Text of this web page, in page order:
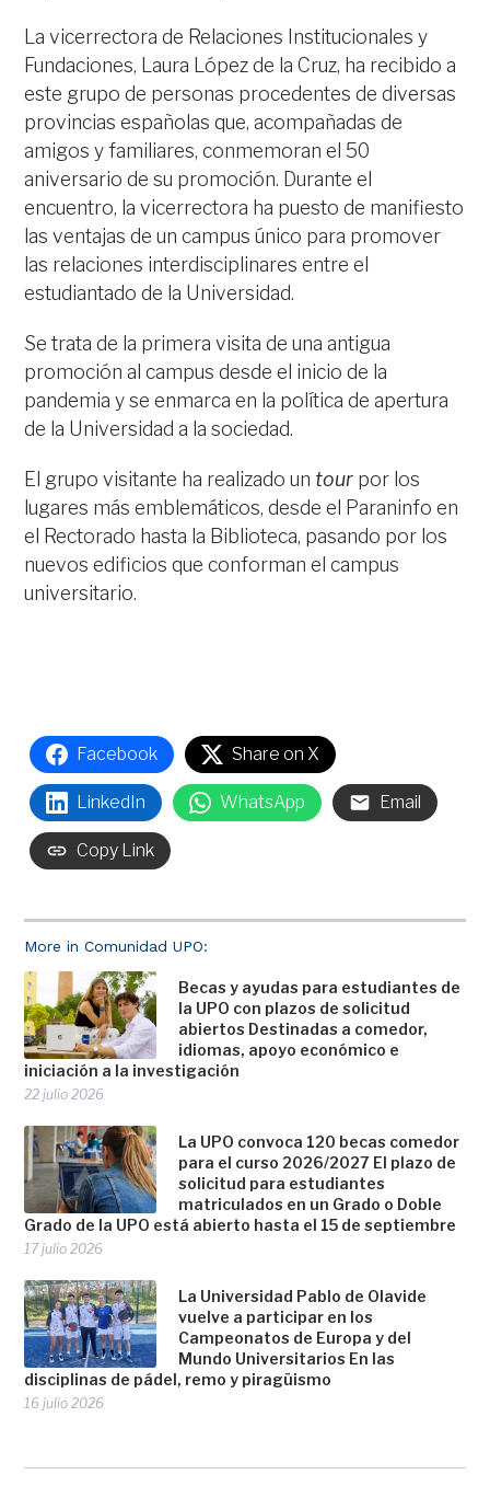
More in Comunidad UPO:
Becas y ayudas para estudiantes de
la UPO con plazos de solicitud
abiertos Destinadas a comedor,
idiomas, apoyo económico e
iniciación a la investigación
22 julio 2026
La UPO convoca 120 becas comedor
para el curso 2026/2027 El plazo de
solicitud para estudiantes
matriculados en un Grado o Doble
Grado de la UPO está abierto hasta el 15 de septiembre
17 julio 2026
La Universidad Pablo de Olavide
vuelve a participar en los
Campeonatos de Europa y del
Mundo Universitarios En las
disciplinas de pádel, remo y piragüismo
16 julio 2026
La vicerrectora de Relaciones Institucionales y
Fundaciones, Laura López de la Cruz, ha recibido a
este grupo de personas procedentes de diversas
provincias españolas que, acompañadas de
amigos y familiares, conmemoran el 50
aniversario de su promoción. Durante el
encuentro, la vicerrectora ha puesto de manifiesto
las ventajas de un campus único para promover
las relaciones interdisciplinares entre el
estudiantado de la Universidad.
Se trata de la primera visita de una antigua
promoción al campus desde el inicio de la
pandemia y se enmarca en la política de apertura
de la Universidad a la sociedad.
El grupo visitante ha realizado un tour por los
lugares más emblemáticos, desde el Paraninfo en
el Rectorado hasta la Biblioteca, pasando por los
nuevos edificios que conforman el campus
universitario.
Facebook Share on X
LinkedIn WhatsApp Email
Copy Link